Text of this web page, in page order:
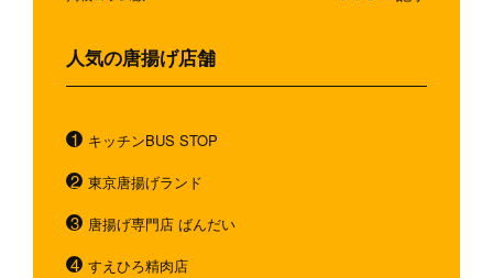
人気の唐揚げ店舗
キッチンBUS STOP
東京唐揚げランド
唐揚げ専門店 ばんだい
すえひろ精肉店